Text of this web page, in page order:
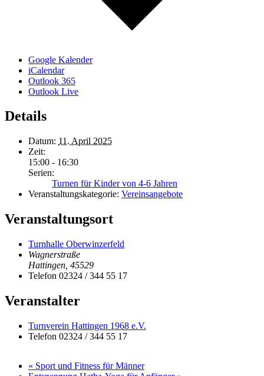
Google Kalender
iCalendar
Outlook 365
Outlook Live
Details
Datum: 11. April 2025
Zeit:
15:00 - 16:30
Serien:
Turnen für Kinder von 4-6 Jahren
Veranstaltungskategorie: Vereinsangebote
Veranstaltungsort
Turnhalle Oberwinzerfeld
Wagnerstraße
Hattingen 45529
Telefon 02324 / 344 55 17
Veranstalter
Turnverein Hattingen 1968 e.V.
Telefon 02324 / 344 55 17
« Sport und Fitness für Männer